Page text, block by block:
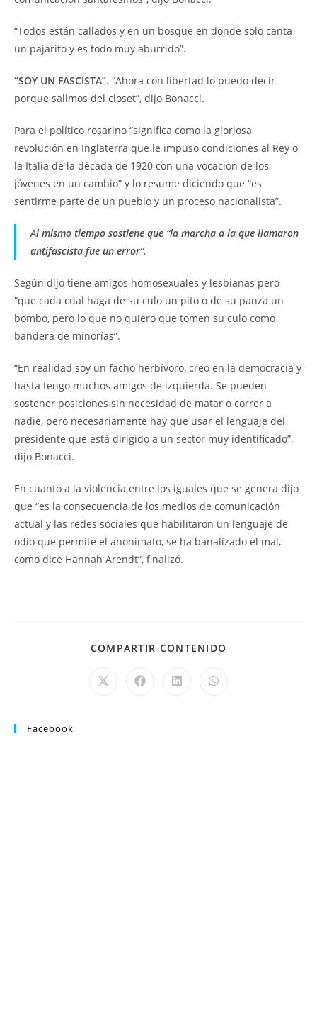
“Todos están callados y en un bosque en donde solo canta
un pajarito y es todo muy aburrido”.
“SOY UN FASCISTA”. “Ahora con libertad lo puedo decir
porque salimos del closet”, dijo Bonacci.
Para el político rosarino “significa como la gloriosa
revolución en Inglaterra que le impuso condiciones al Rey o
la Italia de la década de 1920 con una vocación de los
jóvenes en un cambio” y lo resume diciendo que “es
sentirme parte de un pueblo y un proceso nacionalista”.
Al mismo tiempo sostiene que “la marcha a la que llamaron
antifascista fue un error”.
Según dijo tiene amigos homosexuales y lesbianas pero
“que cada cual haga de su culo un pito o de su panza un
bombo, pero lo que no quiero que tomen su culo como
bandera de minorías”.
“En realidad soy un facho herbívoro, creo en la democracia y
hasta tengo muchos amigos de izquierda. Se pueden
sostener posiciones sin necesidad de matar o correr a
nadie, pero necesariamente hay que usar el lenguaje del
presidente que está dirigido a un sector muy identificado”,
dijo Bonacci.
En cuanto a la violencia entre los iguales que se genera dijo
que “es la consecuencia de los medios de comunicación
actual y las redes sociales que habilitaron un lenguaje de
odio que permite el anonimato, se ha banalizado el mal,
como dice Hannah Arendt”, finalizó.
COMPARTIR CONTENIDO
Facebook